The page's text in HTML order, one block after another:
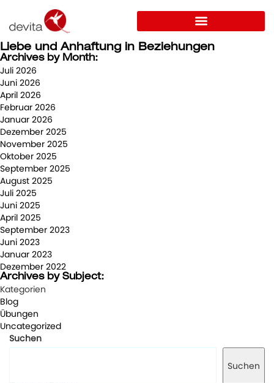
Liebe und Anhaftung in Beziehungen
Archives by Month:
Juli 2026
Juni 2026
April 2026
Februar 2026
Januar 2026
Dezember 2025
November 2025
Oktober 2025
September 2025
August 2025
Juli 2025
Juni 2025
April 2025
September 2023
Juni 2023
Januar 2023
Dezember 2022
Archives by Subject:
Kategorien
Blog
Übungen
Uncategorized
Suchen
Suchen